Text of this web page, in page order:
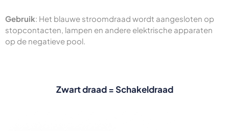
Gebruik: Het blauwe stroomdraad wordt aangesloten op
stopcontacten, lampen en andere elektrische apparaten
op de negatieve pool.
Zwart draad = Schakeldraad